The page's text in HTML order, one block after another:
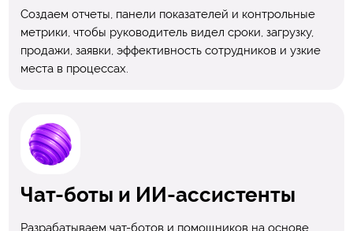
Создаем отчеты, панели показателей и контрольные
метрики, чтобы руководитель видел сроки, загрузку,
продажи, заявки, эффективность сотрудников и узкие
места в процессах.
Чат-боты и ИИ-ассистенты
Разрабатываем чат-ботов и помощников на основе